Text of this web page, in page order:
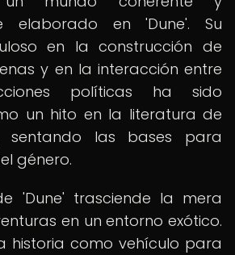
elaborado en 'Dune'. Su
en la construcción de
y en la interacción entre
políticas ha sido
un hito en la literatura de
sentando las bases para
género.
'Dune' trasciende la mera
en un entorno exótico.
historia como vehículo para